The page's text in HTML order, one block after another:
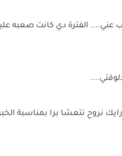
الفترة دي كانت صعبه
نروح نتعشا برا بمناسبة